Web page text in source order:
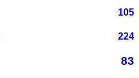
105
224
83